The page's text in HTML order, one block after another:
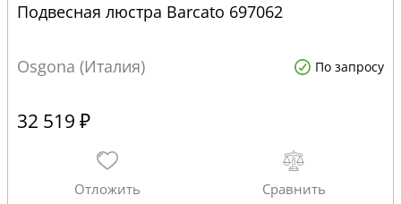
Подвесная люстра Barcato 697062
Osgona (Италия) По запросу
32 519 ₽